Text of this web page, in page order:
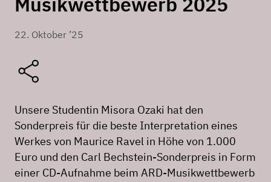
22. Oktober ’25
Unsere Studentin Misora Ozaki hat den
Sonderpreis für die beste Interpretation eines
Werkes von Maurice Ravel in Höhe von 1.000
Euro und den Carl Bechstein-Sonderpreis in Form
einer CD-Aufnahme beim ARD-Musikwettbewerb